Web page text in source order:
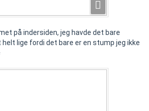
på indersiden, jeg havde det bare
helt lige fordi det bare er en stump jeg ikke